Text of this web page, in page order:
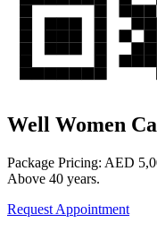
Well Women
Package Pricing: AED
Above 40 years.
Request Appointment